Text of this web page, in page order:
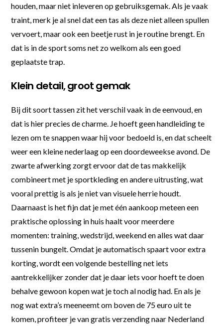
houden, maar niet inleveren op gebruiksgemak. Als je vaak
traint, merk je al snel dat een tas als deze niet alleen spullen
vervoert, maar ook een beetje rust in je routine brengt. En
dat is in de sport soms net zo welkom als een goed
geplaatste trap.
Klein detail, groot gemak
Bij dit soort tassen zit het verschil vaak in de eenvoud, en
dat is hier precies de charme. Je hoeft geen handleiding te
lezen om te snappen waar hij voor bedoeld is, en dat scheelt
weer een kleine nederlaag op een doordeweekse avond. De
zwarte afwerking zorgt ervoor dat de tas makkelijk
combineert met je sportkleding en andere uitrusting, wat
vooral prettig is als je niet van visuele herrie houdt.
Daarnaast is het fijn dat je met één aankoop meteen een
praktische oplossing in huis haalt voor meerdere
momenten: training, wedstrijd, weekend en alles wat daar
tussenin bungelt. Omdat je automatisch spaart voor extra
korting, wordt een volgende bestelling net iets
aantrekkelijker zonder dat je daar iets voor hoeft te doen
behalve gewoon kopen wat je toch al nodig had. En als je
nog wat extra’s meeneemt om boven de 75 euro uit te
komen, profiteer je van gratis verzending naar Nederland